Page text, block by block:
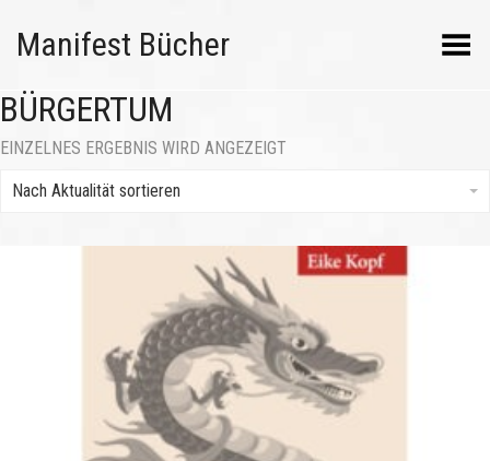
Manifest Bücher Menü umschalten
BÜRGERTUM
EINZELNES ERGEBNIS WIRD ANGEZEIGT
Nach Aktualität sortieren